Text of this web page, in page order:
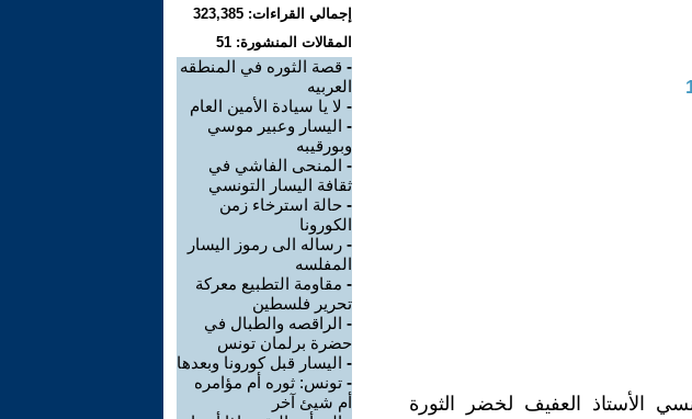
الأستاذ العفيف لخضر الثورة
إجمالي القراءات: 323,385
المقالات المنشورة: 51
- قصة الثوره في المنطقه
العربيه
- لا يا سيادة الأمين العام
- اليسار وعبير موسي
وبورقيبه
- المنحى الفاشي في
ثقافة اليسار التونسي
- حالة استرخاء زمن
الكورونا
- رساله الى رموز اليسار
المفلسه
- مقاومة التطبيع معركة
تحرير فلسطين
- الراقصه والطبال في
حضرة برلمان تونس
- اليسار قبل كورونا وبعدها
- تونس: ثوره أم مؤامره
أم شيئ آخر